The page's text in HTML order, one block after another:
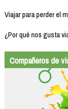
Viajar para perder el
¿Por qué nos gusta
Compañeros de